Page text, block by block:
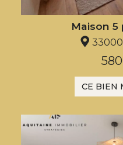
Maison 5
33000
CE BIEN